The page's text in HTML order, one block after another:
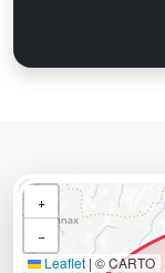
+
−
Leaflet | © CARTO